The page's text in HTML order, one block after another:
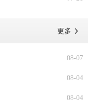
更多
08-07
08-04
08-04